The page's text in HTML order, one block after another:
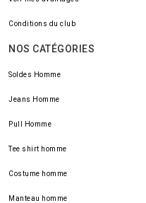
Conditions du club
NOS CATÉGORIES
Soldes Homme
Jeans Homme
Pull Homme
Tee shirt homme
Costume homme
Manteau homme